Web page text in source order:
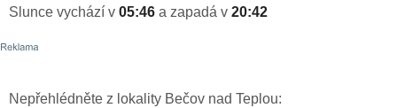
Slunce vychází v 05:46 a zapadá v 20:42
Nepřehlédněte z lokality Bečov nad Teplou: